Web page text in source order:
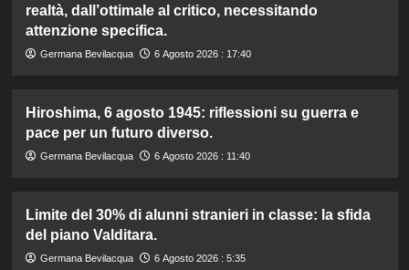
realtà, dall’ottimale al critico, necessitando
attenzione specifica.
Germana Bevilacqua 6 Agosto 2026 : 17:40
Hiroshima, 6 agosto 1945: riflessioni su guerra e
pace per un futuro diverso.
Germana Bevilacqua 6 Agosto 2026 : 11:40
Limite del 30% di alunni stranieri in classe: la sfida
del piano Valditara.
Germana Bevilacqua 6 Agosto 2026 : 5:35